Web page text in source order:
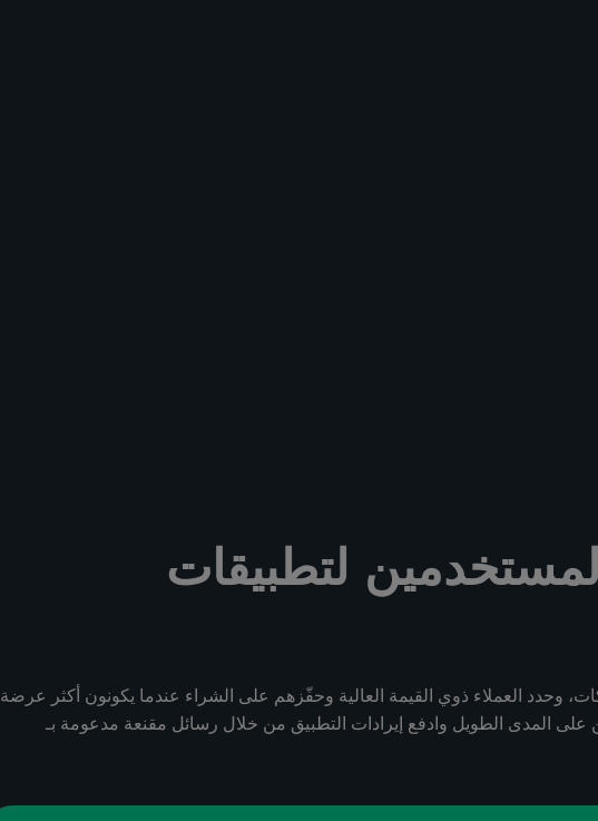
لتطبيقات
وحدد العملاء ذوي القيمة العالية وحفّزهم على الشراء عندما يكونون أكثر عرضة
المدى الطويل وادفع إيرادات التطبيق من خلال رسائل مقنعة مدعومة بـ